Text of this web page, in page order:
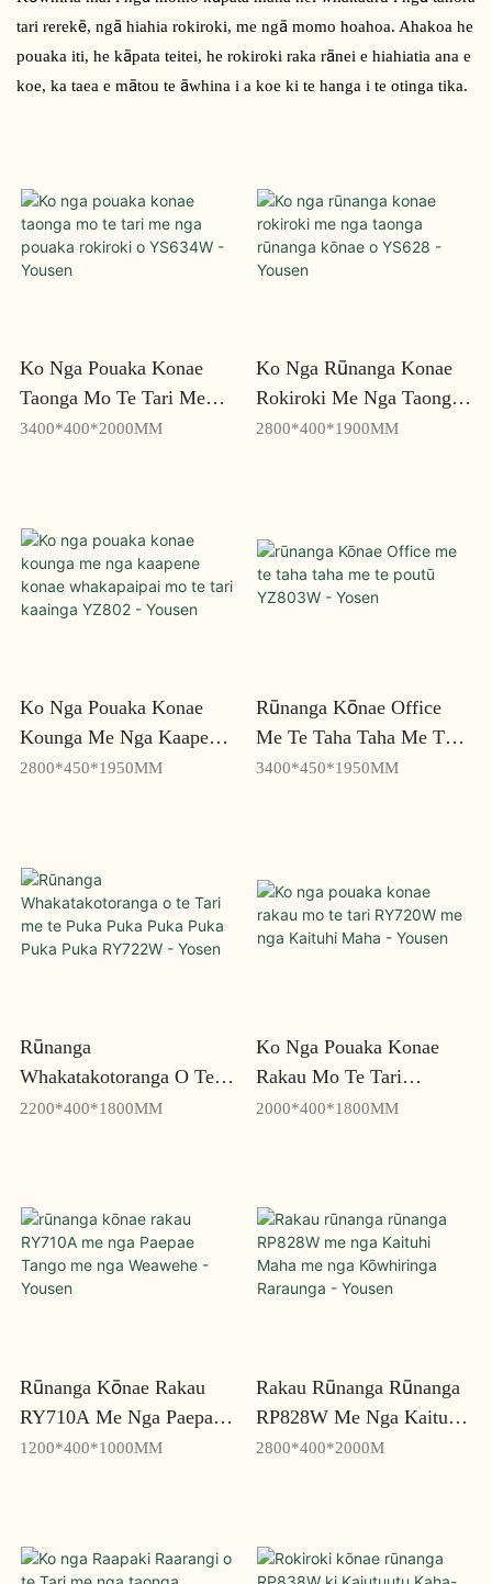
tari rerekē, ngā hiahia rokiroki, me ngā momo hoahoa. Ahakoa he
pouaka iti, he kāpata teitei, he rokiroki raka rānei e hiahiatia ana e
koe, ka taea e mātou te āwhina i a koe ki te hanga i te otinga tika.
Ko Nga Pouaka Konae
Taonga Mo Te Tari Me
Nga Pouaka Rokiroki O
3400*400*2000MM
Ko Nga Rūnanga Konae
Rokiroki Me Nga Taonga
Rūnanga Kōnae O YS628
2800*400*1900MM
Ko Nga Pouaka Konae
Kounga Me Nga Kaapene
Konae Whakapaipai Mo
2800*450*1950MM
Rūnanga Kōnae Office
Me Te Taha Taha Me Te
Poutū YZ803W - Yosen
3400*450*1950MM
Rūnanga
Whakatakotoranga O Te
Tari Me Te Puka Puka
2200*400*1800MM
Ko Nga Pouaka Konae
Rakau Mo Te Tari
RY720W Me Nga Kaituhi
2000*400*1800MM
Rūnanga Kōnae Rakau
RY710A Me Nga Paepae
Tango Me Nga Weawehe -
1200*400*1000MM
Rakau Rūnanga Rūnanga
RP828W Me Nga Kaituhi
Maha Me Nga
2800*400*2000M